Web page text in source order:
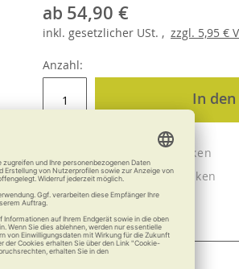
ab 54,90 €
inkl. gesetzlicher USt. , zzgl. 5,95 €
Anzahl:
In
Merken
Drucken